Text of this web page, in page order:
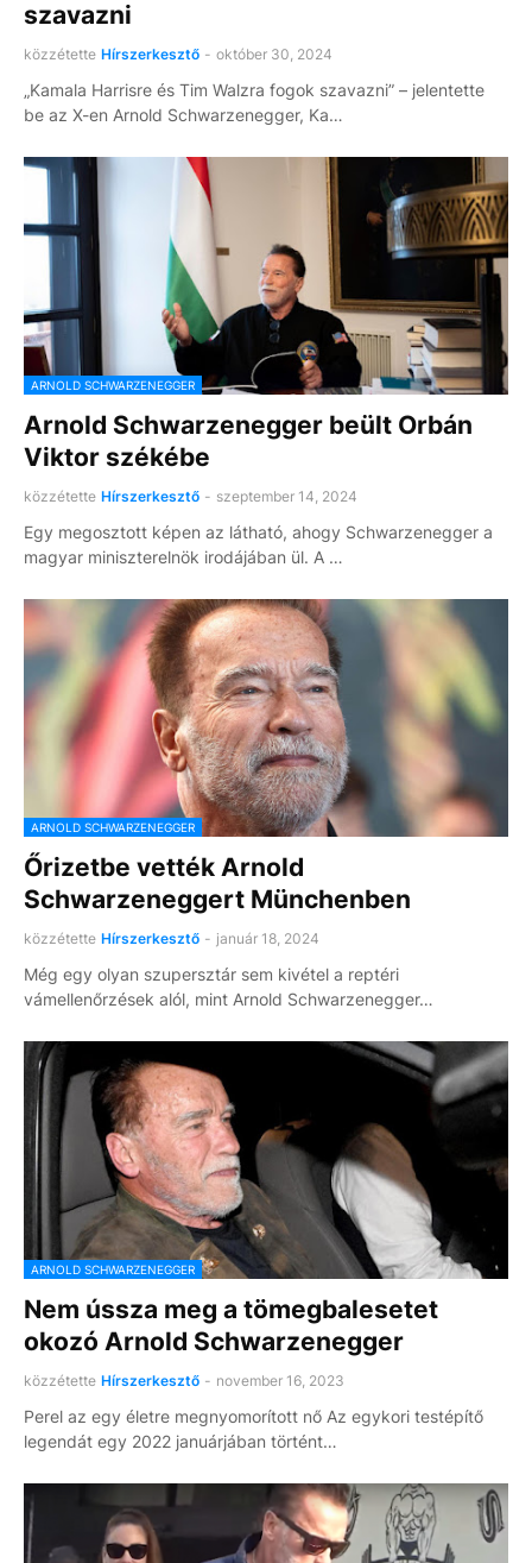
szavazni
közzétette Hírszerkesztő - október 30, 2024
„Kamala Harrisre és Tim Walzra fogok szavazni” – jelentette
be az X-en Arnold Schwarzenegger, Ka…
ARNOLD SCHWARZENEGGER
Arnold Schwarzenegger beült Orbán
Viktor székébe
közzétette Hírszerkesztő - szeptember 14, 2024
Egy megosztott képen az látható, ahogy Schwarzenegger a
magyar miniszterelnök irodájában ül. A …
ARNOLD SCHWARZENEGGER
Őrizetbe vették Arnold
Schwarzeneggert Münchenben
közzétette Hírszerkesztő - január 18, 2024
Még egy olyan szupersztár sem kivétel a reptéri
vámellenőrzések alól, mint Arnold Schwarzenegger…
ARNOLD SCHWARZENEGGER
Nem ússza meg a tömegbalesetet
okozó Arnold Schwarzenegger
közzétette Hírszerkesztő - november 16, 2023
Perel az egy életre megnyomorított nő Az egykori testépítő
legendát egy 2022 januárjában történt…